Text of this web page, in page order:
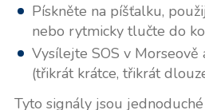
Pískněte na píšťalku,
nebo rytmicky tlučte do
Vysílejte SOS v Morseově
(třikrát krátce, třikrát
Tyto signály jsou